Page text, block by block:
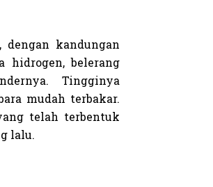
dengan kandungan
hidrogen, belerang
Tingginya
mudah terbakar.
telah terbentuk
lalu.